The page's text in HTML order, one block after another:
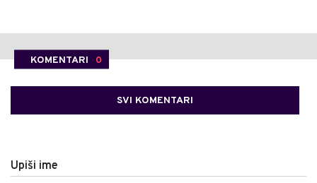
KOMENTARI 0
SVI KOMENTARI
Upiši ime